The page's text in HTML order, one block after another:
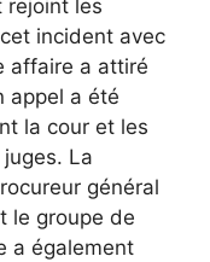
rejoint les
incident avec
affaire a attiré
appel a été
la cour et les
La
général
le groupe de
a également